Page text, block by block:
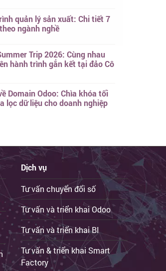
quản lý sản xuất: Chi tiết 7
ngành nghề
Trip 2026: Cùng nhau
hành trình gắn kết tại đảo Cô
Domain Odoo: Chìa khóa tối
lọc dữ liệu cho doanh nghiệp
Dịch vụ
Tư vấn chuyển đổi số
Tư vấn và triển khai Odoo
Tư vấn và triển khai BI
Tư vấn & triển khai Smart
Factory